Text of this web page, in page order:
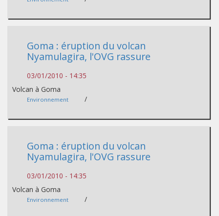
Goma : éruption du volcan
Nyamulagira, l'OVG rassure
03/01/2010 - 14:35
Volcan à Goma
Environnement /
Goma : éruption du volcan
Nyamulagira, l'OVG rassure
03/01/2010 - 14:35
Volcan à Goma
Environnement /